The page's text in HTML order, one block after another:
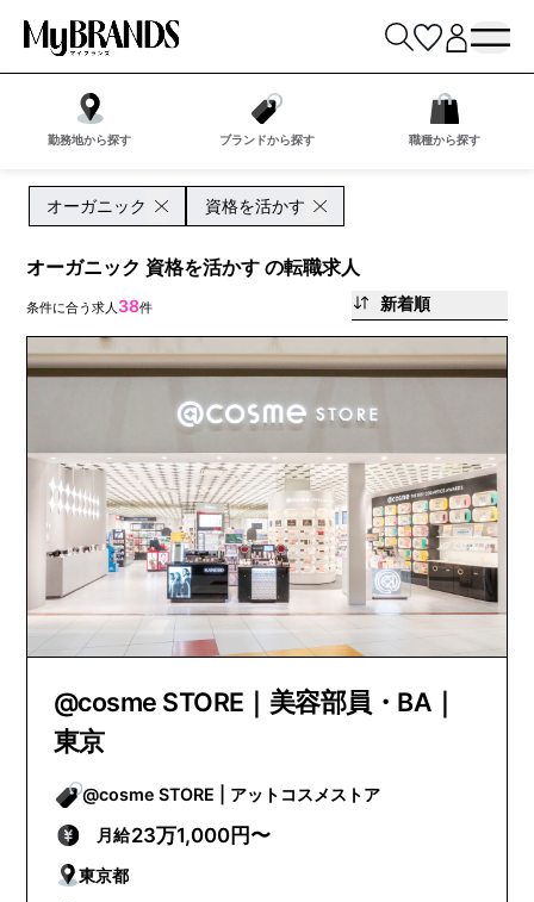
勤務地から探す ブランドから探す 職種から探す
オーガニック 資格を活かす
オーガニック 資格を活かす の転職求人
条件に合う求人 38件 新着順
@cosme STORE｜美容部員・BA｜
東京
@cosme STORE | アットコスメストア
月給23万1,000円〜
東京都